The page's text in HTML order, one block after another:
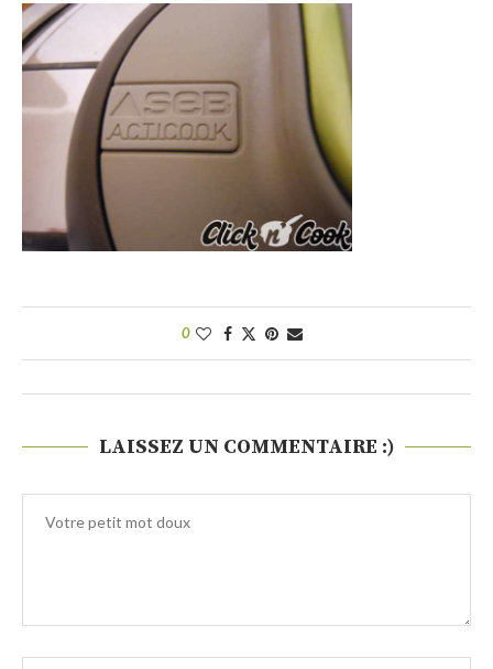
0
LAISSEZ UN COMMENTAIRE :)